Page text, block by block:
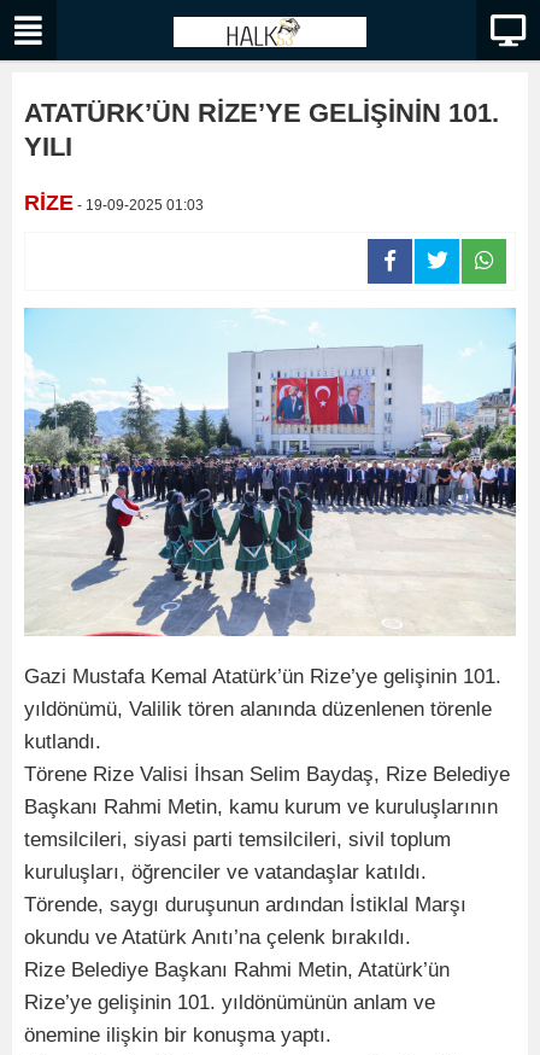
ATATÜRK’ÜN RİZE’YE GELİŞİNİN 101.
YILI
RİZE - 19-09-2025 01:03
Gazi Mustafa Kemal Atatürk’ün Rize’ye gelişinin 101.
yıldönümü, Valilik tören alanında düzenlenen törenle
kutlandı.
Törene Rize Valisi İhsan Selim Baydaş, Rize Belediye
Başkanı Rahmi Metin, kamu kurum ve kuruluşlarının
temsilcileri, siyasi parti temsilcileri, sivil toplum
kuruluşları, öğrenciler ve vatandaşlar katıldı.
Törende, saygı duruşunun ardından İstiklal Marşı
okundu ve Atatürk Anıtı’na çelenk bırakıldı.
Rize Belediye Başkanı Rahmi Metin, Atatürk’ün
Rize’ye gelişinin 101. yıldönümünün anlam ve
önemine ilişkin bir konuşma yaptı.